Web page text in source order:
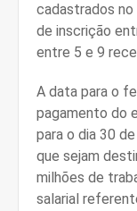
cadastrados
de inscrição
entre 5 e 9
A data para o
pagamento do
para o dia 30
que sejam
milhões de
salarial